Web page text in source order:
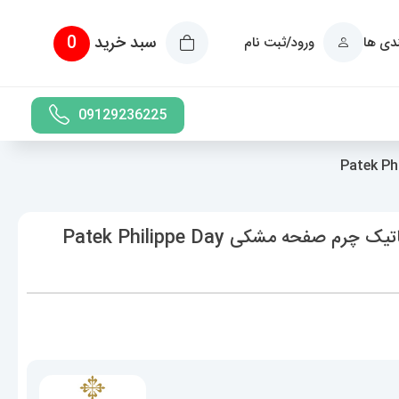
ها ورود/ثبت نام سبد خرید 0
09129236225
ساعت پتک فیلیپ مردانه دی دیت اتوماتیک چرم صفحه مشکی Patek Philippe Day